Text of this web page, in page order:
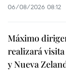
06/08/2026 08:12
Máximo
realizará
y Nueva